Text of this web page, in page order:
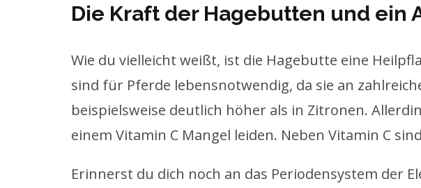
Die Kraft der Hagebutten und
Wie du vielleicht weißt, ist die Hagebutte eine
sind für Pferde lebensnotwendig, da sie an
beispielsweise deutlich höher als in Zitronen.
einem Vitamin C Mangel leiden. Neben Vitamin C
Erinnerst du dich noch an das Periodensystem der